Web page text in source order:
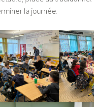
la journée.